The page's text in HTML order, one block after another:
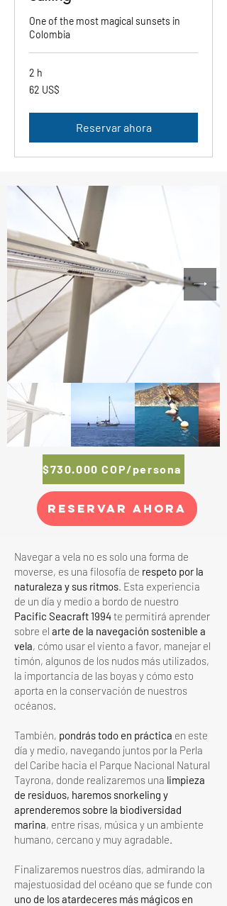
One of the most magical sunsets in
Colombia
2 h
62
dólares
62 US$
Reservar ahora
$730.000 COP/persona
RESERVAR AHORA
Navegar a vela no es solo una forma de
moverse, es una filosofía de respeto por la
naturaleza y sus ritmos. Esta experiencia
de un día y medio a bordo de nuestro
Pacific Seacraft 1994te permitirá aprender
sobre el arte de la navegación sostenible a
vela, cómo usar el viento a favor, manejar el
timón, algunos de los nudos más utilizados,
la importancia de las boyas y cómo esto
aporta en la conservación de nuestros
océanos.
También, pondrás todo en práctica en este
día y medio, navegando juntos por la Perla
del Caribe hacia el Parque Nacional Natural
Tayrona, donde realizaremos una limpieza
de residuos, haremos snorkeling y
aprenderemos sobre la biodiversidad
marina, entre risas, música y un ambiente
humano, cercano y muy agradable.
Finalizaremos nuestros días, admirando la
majestuosidad del océano que se funde con
uno de los atardeceres más mágicos en